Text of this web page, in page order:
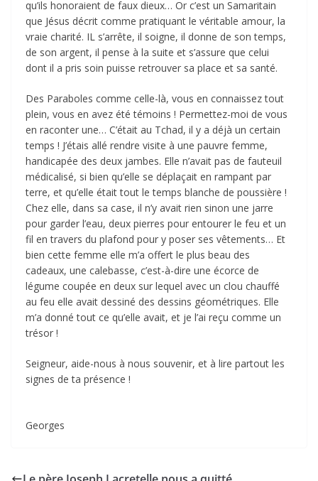
qu’ils honoraient de faux dieux… Or c’est un Samaritain
que Jésus décrit comme pratiquant le véritable amour, la
vraie charité. IL s’arrête, il soigne, il donne de son temps,
de son argent, il pense à la suite et s’assure que celui
dont il a pris soin puisse retrouver sa place et sa santé.
Des Paraboles comme celle-là, vous en connaissez tout
plein, vous en avez été témoins ! Permettez-moi de vous
en raconter une… C’était au Tchad, il y a déjà un certain
temps ! J’étais allé rendre visite à une pauvre femme,
handicapée des deux jambes. Elle n’avait pas de fauteuil
médicalisé, si bien qu’elle se déplaçait en rampant par
terre, et qu’elle était tout le temps blanche de poussière !
Chez elle, dans sa case, il n’y avait rien sinon une jarre
pour garder l’eau, deux pierres pour entourer le feu et un
fil en travers du plafond pour y poser ses vêtements… Et
bien cette femme elle m’a offert le plus beau des
cadeaux, une calebasse, c’est-à-dire une écorce de
légume coupée en deux sur lequel avec un clou chauffé
au feu elle avait dessiné des dessins géométriques. Elle
m’a donné tout ce qu’elle avait, et je l’ai reçu comme un
trésor !
Seigneur, aide-nous à nous souvenir, et à lire partout les
signes de ta présence !
Georges